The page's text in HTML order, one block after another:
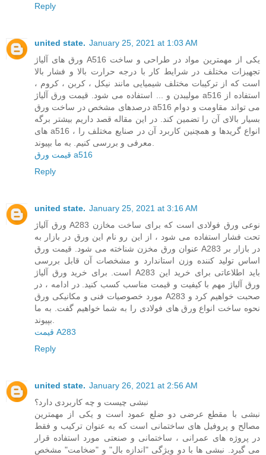
Reply
united state. January 25, 2021 at 1:03 AM
ورق های آلیاژ A516 یکی از مهمترین مواد در طراحی و ساخت
تجهیزات مختلف در شرایط کار با درجه حرارت بالا و فشار بالا
است که از ترکیبات مختلف شیمیایی مانند نیکل ، کربن ، کروم ،
مولیبدن و ... استفاده می شود. قیمت ورق آلیاژ a516 استفاده از
درصدهای مشخص در ساخت ورق a516 می تواند مقاومت و دوام
بسیار بالای آن را تضمین کند. در این مقاله قصد داریم بیشتر برگه
های a516 ، انواع گریدها و همچنین کاربرد آن در صنایع مختلف را
قیمت ورق a516
Reply
united state. January 25, 2021 at 3:16 AM
ورق آلیاژ A283 نوعی ورق فولادی است که برای ساخت مخازن
تحت فشار استفاده می شود ، از این رو نام این ورق در بازار به
عنوان ورق مخزن شناخته می شود. قیمت ورق A283 در بازار بر
اساس تولید کننده وزن استاندارد و مشخصات آن قابل بررسی
است. برای خرید ورق آلیاژ A283 باید اطلاعاتی برای خرید این
ورق آلیاژ مهم با کیفیت و قیمت مناسب کسب کنید. در ادامه ، در
مورد خصوصیات فنی و مکانیکی ورق A283 صحبت خواهیم کرد و
نحوه ساخت انواع ورق های فولادی را به شما خواهیم گفت. به ما
قیمت A283
Reply
united state. January 26, 2021 at 2:56 AM
نبشی چیست و چه کاربردی دارد؟
نبشی با مقطع عرضی دو ضلع عمود است و یکی از مهمترین
مصالح و پروفیل های ساختمانی است که به عنوان ترکیب و فقط
در پروژه های عمرانی ، ساختمانی و صنعتی مورد استفاده قرار
می گیرد. نبشی ها با دو ویژگی "اندازه بال" و "ضخامت" مشخص